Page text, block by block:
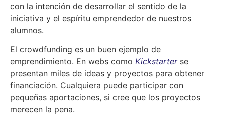
con la intención de desarrollar el sentido de la
iniciativa y el espíritu emprendedor de nuestros
alumnos.
El crowdfunding es un buen ejemplo de
emprendimiento. En webs como Kickstarterse
presentan miles de ideas y proyectos para obtener
financiación. Cualquiera puede participar con
pequeñas aportaciones, si cree que los proyectos
merecen la pena.